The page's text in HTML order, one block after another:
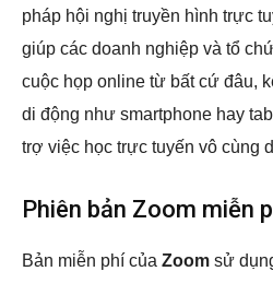
pháp hội nghị truyền hình trực
giúp các doanh nghiệp và tổ
cuộc họp online từ bất cứ đâu,
di động như smartphone hay
trợ việc học trực tuyến vô cùng
Phiên bản Zoom miễn
Bản miễn phí của Zoom sử